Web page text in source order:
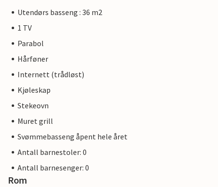
Utendørs basseng : 36 m2
1 TV
Parabol
Hårføner
Internett (trådløst)
Kjøleskap
Stekeovn
Muret grill
Svømmebasseng åpent hele året
Antall barnestoler: 0
Antall barnesenger: 0
Rom